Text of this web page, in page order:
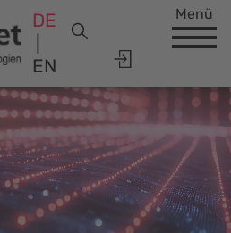
DE
EN
Menü